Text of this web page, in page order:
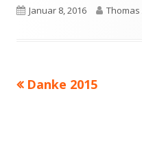
Veröffentlicht
Januar 8, 2016 Autor
Vorheriger
Danke 2015